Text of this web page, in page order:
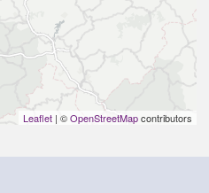
Leaflet | ©OpenStreetMapcontributors